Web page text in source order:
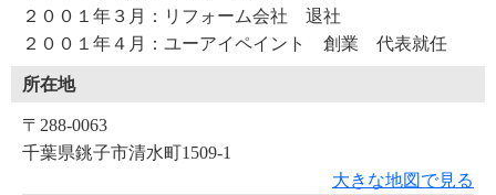
２００１年３月：リフォーム会社 退社
２００１年４月：ユーアイペイント 創業 代表就任
所在地
〒288-0063
千葉県銚子市清水町1509-1
大きな地図で見る